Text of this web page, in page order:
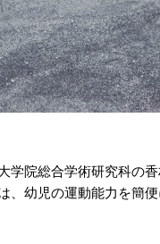
学院総合学術研究科の
、幼児の運動能力を簡